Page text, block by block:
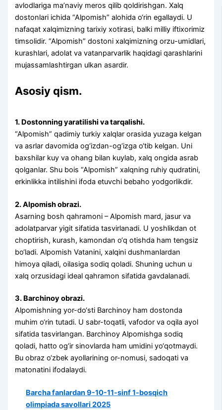
avlodlariga ma’naviy meros qilib qoldirishgan. Xalq
dostonlari ichida “Alpomish” alohida o‘rin egallaydi. U
nafaqat xalqimizning tarixiy xotirasi, balki milliy iftixorimiz
timsolidir. “Alpomish” dostoni xalqimizning orzu-umidlari,
kurashlari, adolat va vatanparvarlik haqidagi qarashlarini
mujassamlashtirgan ulkan asardir.
Asosiy qism.
1. Dostonning yaratilishi va tarqalishi.
“Alpomish” qadimiy turkiy xalqlar orasida yuzaga kelgan
va asrlar davomida og‘izdan-og‘izga o‘tib kelgan. Uni
baxshilar kuy va ohang bilan kuylab, xalq ongida asrab
qolganlar. Shu bois “Alpomish” xalqning ruhiy qudratini,
erkinlikka intilishini ifoda etuvchi bebaho yodgorlikdir.
2. Alpomish obrazi.
Asarning bosh qahramoni – Alpomish mard, jasur va
adolatparvar yigit sifatida tasvirlanadi. U yoshlikdan ot
choptirish, kurash, kamondan o‘q otishda ham tengsiz
bo‘ladi. Alpomish Vatanini, xalqini dushmanlardan
himoya qiladi, oilasiga sodiq qoladi. Shuning uchun u
xalq orzusidagi ideal qahramon sifatida gavdalanadi.
3. Barchinoy obrazi.
Alpomishning yor-do‘sti Barchinoy ham dostonda
muhim o‘rin tutadi. U sabr-toqatli, vafodor va oqila ayol
sifatida tasvirlangan. Barchinoy Alpomishga sodiq
qoladi, hatto og‘ir sinovlarda ham umidini yo‘qotmaydi.
Bu obraz o‘zbek ayollarining or-nomusi, sadoqati va
matonatini ifodalaydi.
Barcha fanlardan 9-10-11-sinf 1-bosqich
olimpiada savollari 2025